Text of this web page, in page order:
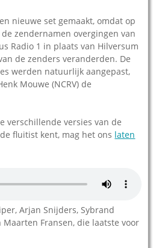
nieuwe set gemaakt, omdat op
zendernamen overgingen van
Radio 1 in plaats van Hilversum
de zenders veranderden. De
werden natuurlijk aangepast,
Mouwe (NCRV) de
verschillende versies van de
fluitist kent, mag het ons laten
Arjan Snijders, Sybrand
Maarten Fransen, die laatste voor